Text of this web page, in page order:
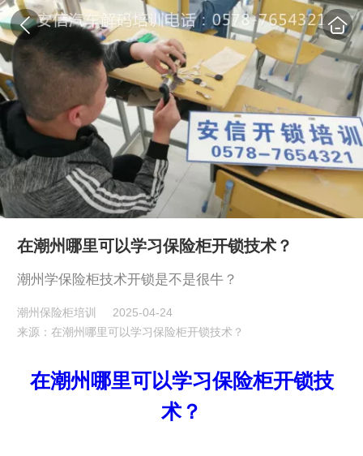
​在潮州哪里可以学习保险柜开锁技术？
潮州学保险柜技术开锁是不是很牛？
潮州保险柜培训
2025-04-24
来源：​在潮州哪里可以学习保险柜开锁技术？
在潮州哪里可以学习保险柜开锁技
术？